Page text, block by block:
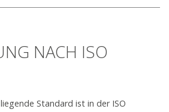
NACH ISO
Standard ist in der ISO